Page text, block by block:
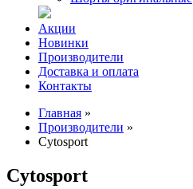
Акции
Новинки
Производители
Доставка и оплата
Контакты
Главная »
Производители »
Cytosport
Cytosport